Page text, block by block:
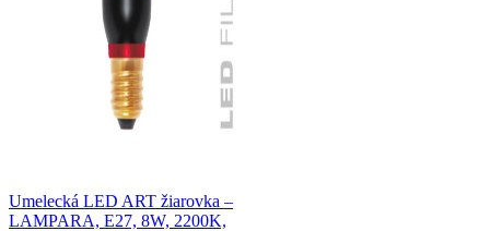
Umelecká LED ART žiarovka –
LAMPARA, E27, 8W, 2200K,